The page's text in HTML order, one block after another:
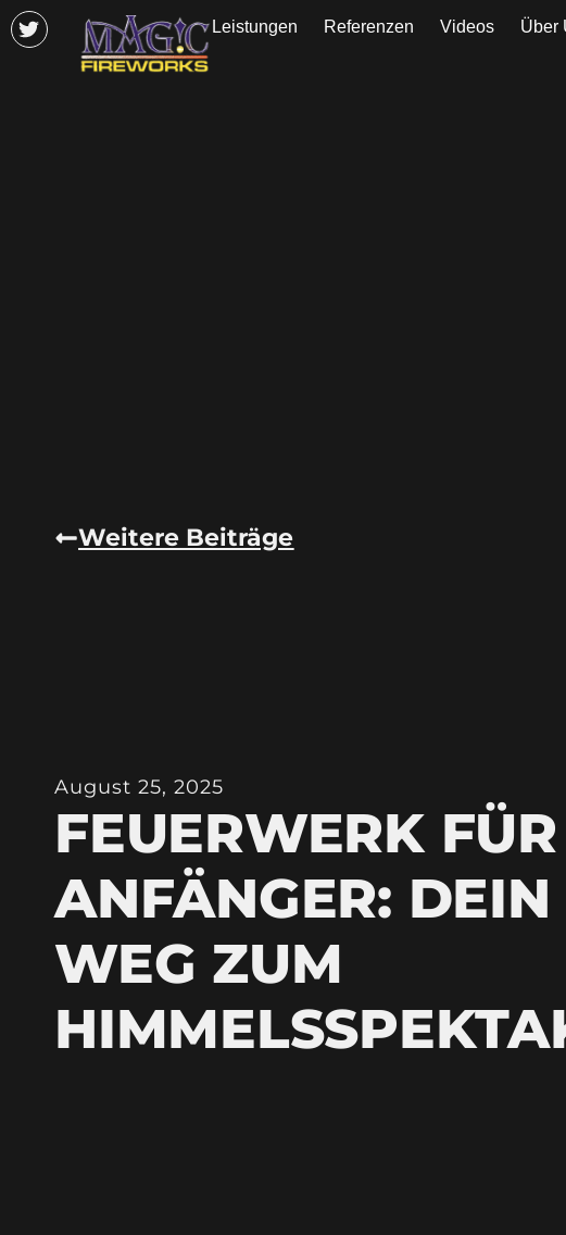
Leistungen Referenzen Videos Über
Weitere Beiträge
August 25, 2025
FEUERWERK FÜR
ANFÄNGER: DEIN
WEG ZUM